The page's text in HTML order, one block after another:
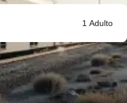
1 Adulto